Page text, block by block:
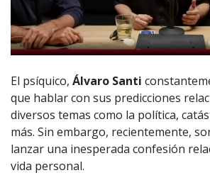
El psíquico, Álvaro Santi
que hablar con sus predicciones
diversos temas como la política,
más. Sin embargo, recientemente,
lanzar una inesperada confesión
vida personal.